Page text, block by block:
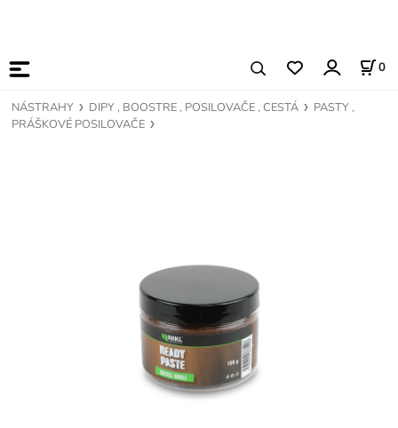
0
NÁSTRAHY DIPY , BOOSTRE , POSILOVAČE , CESTÁ
PASTY ,
PRÁŠKOVÉ POSILOVAČE